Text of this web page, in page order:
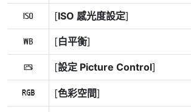
9 [ISO 感光度設定]
m [白平衡]
h [設定 Picture Control]
p [色彩空間]